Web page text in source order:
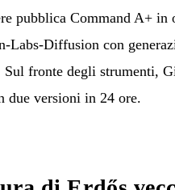
pubblica Command A+ in
Diffusion con
fronte degli strumenti,
due versioni in 24 ore.